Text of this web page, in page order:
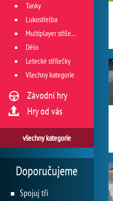
Tanky
Lukostřelba
Multiplayer střílečky
Dělo
Letecké střílečky
Všechny kategorie
Závodní hry
Hry od vás
všechny kategorie
Doporučujeme
Spojuj tři